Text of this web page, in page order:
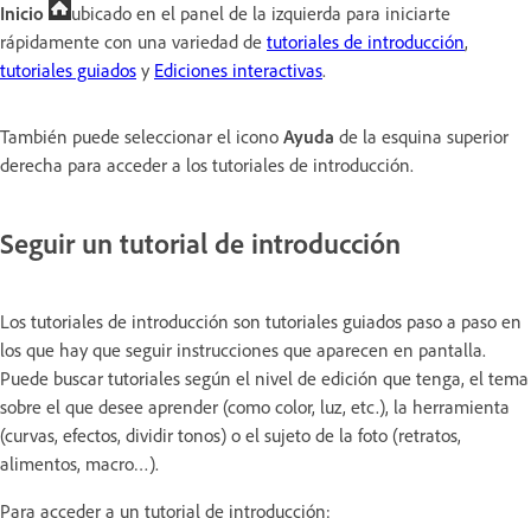
Inicio
ubicado en el panel de la izquierda para iniciarte
rápidamente con una variedad de tutoriales de introducción,
tutoriales guiados y Ediciones interactivas.
También puede seleccionar el icono Ayuda de la esquina superior
derecha para acceder a los tutoriales de introducción.
Seguir un tutorial de introducción
Los tutoriales de introducción son tutoriales guiados paso a paso en
los que hay que seguir instrucciones que aparecen en pantalla.
Puede buscar tutoriales según el nivel de edición que tenga, el tema
sobre el que desee aprender (como color, luz, etc.), la herramienta
(curvas, efectos, dividir tonos) o el sujeto de la foto (retratos,
alimentos, macro…).
Para acceder a un tutorial de introducción: